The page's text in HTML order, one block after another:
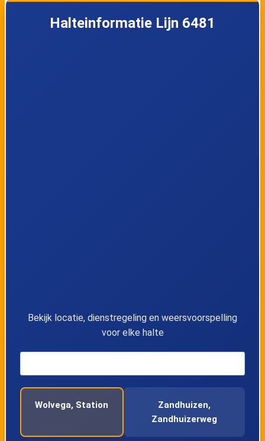
Halteinformatie Lijn 6481
Bekijk locatie, dienstregeling en weersvoorspelling
voor elke halte
Wolvega, Station
Zandhuizen,
Zandhuizerweg